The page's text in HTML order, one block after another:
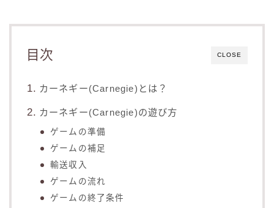
CLOSE
目次
カーネギー(Carnegie)とは？
カーネギー(Carnegie)の遊び方
ゲームの準備
ゲームの補足
輸送収入
ゲームの流れ
ゲームの終了条件